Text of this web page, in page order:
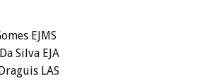
EJMS
Silva EJA
LAS